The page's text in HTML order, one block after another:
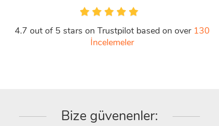
4.7 out of 5 stars on Trustpilot based on over 130
İncelemeler
Bize güvenenler: